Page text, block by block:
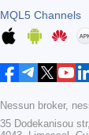
MQL5 Channels
Nessun broker,
35 Dodekanisou